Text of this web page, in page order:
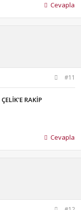
Cevapla
#11
RAKİP
Cevapla